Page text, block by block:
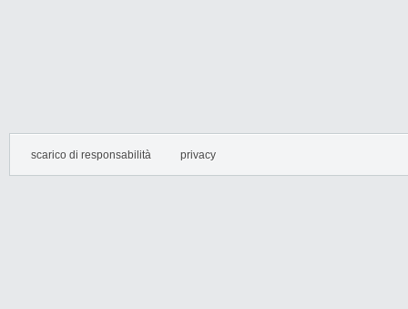
scarico di responsabilità privacy